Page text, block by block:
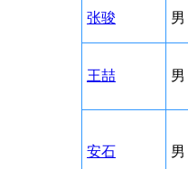
张骏 男
王喆 男
安石 男